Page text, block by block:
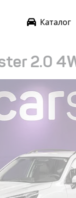
Каталог
2.0